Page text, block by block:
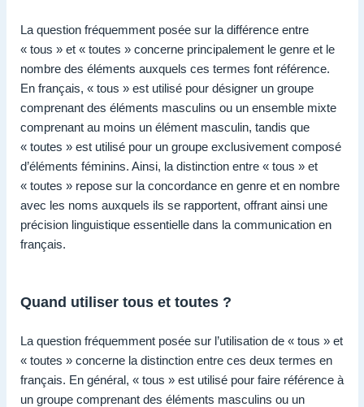
La question fréquemment posée sur la différence entre
« tous » et « toutes » concerne principalement le genre et le
nombre des éléments auxquels ces termes font référence.
En français, « tous » est utilisé pour désigner un groupe
comprenant des éléments masculins ou un ensemble mixte
comprenant au moins un élément masculin, tandis que
« toutes » est utilisé pour un groupe exclusivement composé
d’éléments féminins. Ainsi, la distinction entre « tous » et
« toutes » repose sur la concordance en genre et en nombre
avec les noms auxquels ils se rapportent, offrant ainsi une
précision linguistique essentielle dans la communication en
français.
Quand utiliser tous et toutes ?
La question fréquemment posée sur l’utilisation de « tous » et
« toutes » concerne la distinction entre ces deux termes en
français. En général, « tous » est utilisé pour faire référence à
un groupe comprenant des éléments masculins ou un